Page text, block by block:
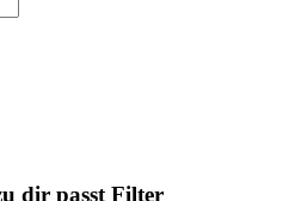
dir passt Filter